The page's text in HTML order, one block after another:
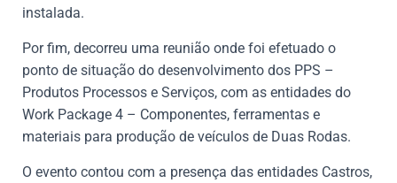
instalada.
Por fim, decorreu uma reunião onde foi efetuado o
ponto de situação do desenvolvimento dos PPS –
Produtos Processos e Serviços, com as entidades do
Work Package 4 – Componentes, ferramentas e
materiais para produção de veículos de Duas Rodas.
O evento contou com a presença das entidades Castros,